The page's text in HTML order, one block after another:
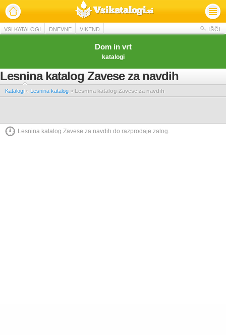
VSI KATALOGI DNEVNE VIKEND IŠČI
Dom in vrt
katalogi
Lesnina katalog Zavese za navdih
Katalogi » Lesnina katalog » Lesnina katalog Zavese za navdih
Lesnina katalog Zavese za navdih do razprodaje zalog.